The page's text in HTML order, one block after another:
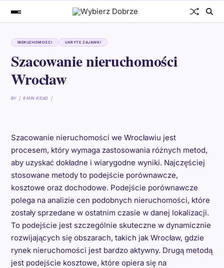
NIERUCHOMOŚCI UKRYTE ZAJAWKI
Szacowanie nieruchomości
Wrocław
BY 8 MIN READ
Szacowanie nieruchomości we Wrocławiu jest
procesem, który wymaga zastosowania różnych metod,
aby uzyskać dokładne i wiarygodne wyniki. Najczęściej
stosowane metody to podejście porównawcze,
kosztowe oraz dochodowe. Podejście porównawcze
polega na analizie cen podobnych nieruchomości, które
zostały sprzedane w ostatnim czasie w danej lokalizacji.
To podejście jest szczególnie skuteczne w dynamicznie
rozwijających się obszarach, takich jak Wrocław, gdzie
rynek nieruchomości jest bardzo aktywny. Drugą metodą
jest podejście kosztowe, które opiera się na